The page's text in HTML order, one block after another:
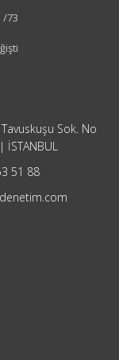
/73
Sok. No
51 88